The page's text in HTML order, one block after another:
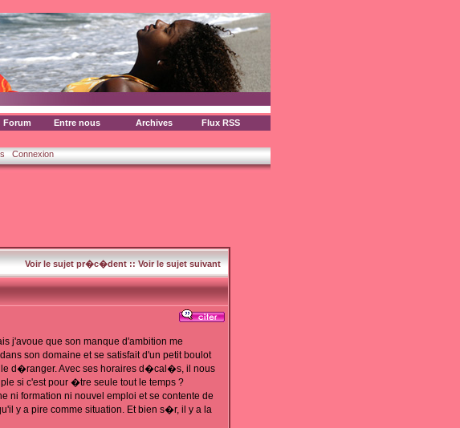
Forum Entre nous Archives Flux RSS
Connexion
Voir le sujet pr�c�dent::Voir le sujet suivant
j'avoue que son manque d'ambition me
son domaine et se satisfait d'un petit boulot
le d�ranger. Avec ses horaires d�cal�s, il nous
si c'est pour �tre seule tout le temps ?
ni formation ni nouvel emploi et se contente de
y a pire comme situation. Et bien s�r, il y a la